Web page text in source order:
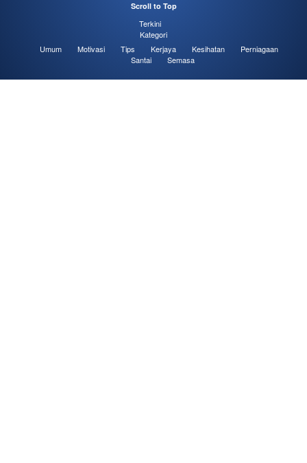
Scroll to Top
Terkini
Kategori
Umum
Motivasi Tips Kerjaya Kesihatan
Perniagaan
Santai
Semasa